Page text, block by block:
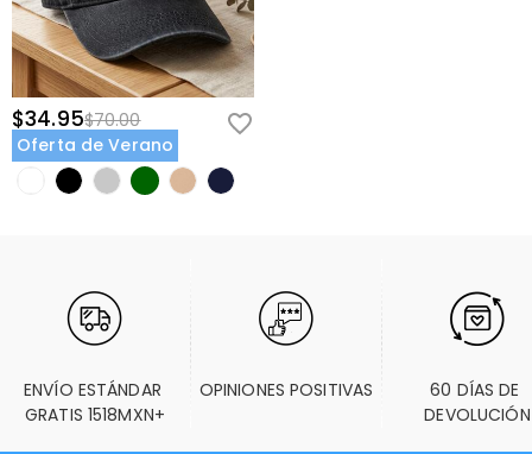
$34.95$70.00
Oferta de Verano
ENVÍO ESTÁNDAR
GRATIS 1518MXN+
OPINIONES POSITIVAS
60 DÍAS DE
DEVOLUCIÓN